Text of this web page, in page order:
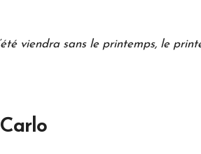
viendra sans le printemps, le